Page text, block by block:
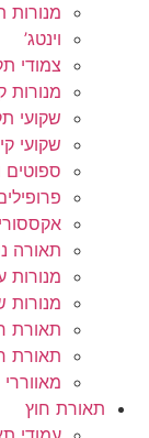
מנורות
וינטג’
צמודי
מנורות
שקועי
שקועי
ספוטים
תאורה
מנורות
מנורות
תאורת
תאורת
תאורת חוץ